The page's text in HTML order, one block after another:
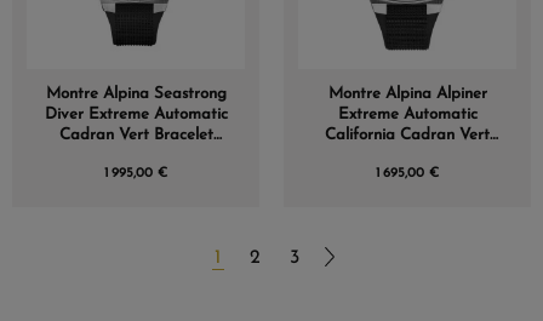
Montre Alpina Seastrong
Diver Extreme Automatic
Cadran Vert Bracelet
1 995,00 €
Montre Alpina Alpiner
Extreme Automatic
California Cadran Vert
1 695,00 €
1 2 3